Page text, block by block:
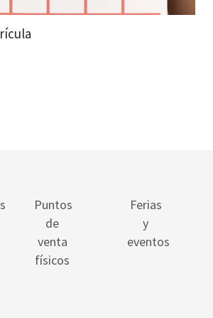
Puntos
de
venta
físicos
Ferias
y
eventos